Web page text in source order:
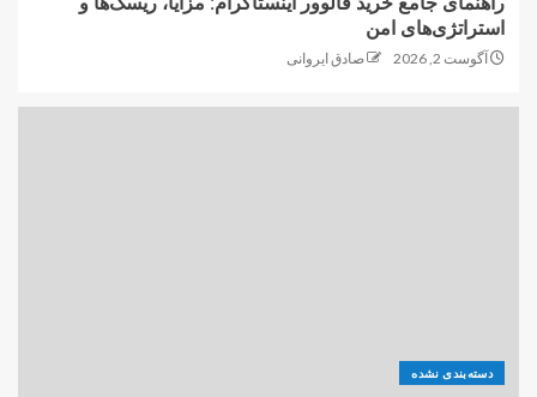
استراتژی‌های امن
آگوست 2, 2026 صادق ایروانی
دسته‌بندی نشده